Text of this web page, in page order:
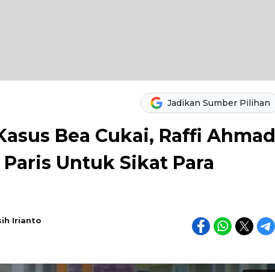
Jadikan Sumber Pilihan
Bea Cukai, Raffi Ahmad
Untuk Sikat Para
Irianto